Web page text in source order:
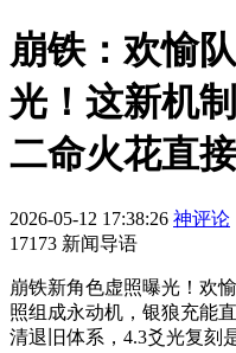
崩铁：欢愉
光！这新机
二命火花直
2026-05-12 17:38:26 神评论
17173 新闻导语
崩铁新角色虚照曝光！欢
照组成永动机，银狼充能
清退旧体系，4.3爻光复刻